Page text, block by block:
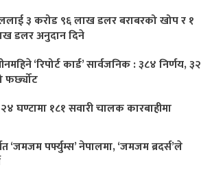
३ करोड ९६ लाख डलर बराबरको खोप र १
डलर अनुदान दिने
‘रिपोर्ट कार्ड’ सार्वजनिक : ३८४ निर्णय, ३२
फर्छ्योट
घण्टामा १८१ सवारी चालक कारबाहीमा
‘जमजम पर्फ्युम्स’ नेपालमा, ‘जमजम ब्रदर्स’ले